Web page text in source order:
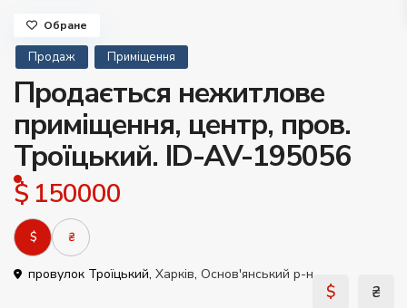
Продаж Приміщення
Продається нежитлове
приміщення, центр, пров.
Троїцький. ID-AV-195056
$ 150000
$ ₴
провулок Троїцький, Харків, Основ'янський р-н
Обране
$ ₴